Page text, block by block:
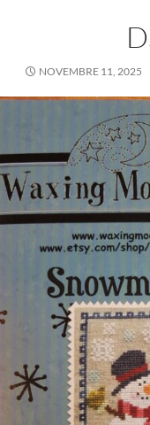
NOVEMBRE 11, 2025